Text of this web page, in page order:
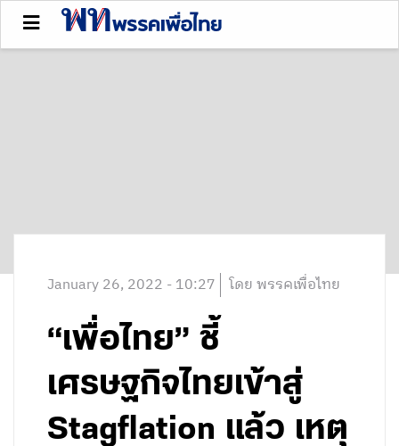
January 26, 2022 - 10:27 โดย พรรคเพื่อไทย
“เพื่อไทย” ชี้
เศรษฐกิจไทยเข้าสู่
Stagflation แล้ว เหตุ